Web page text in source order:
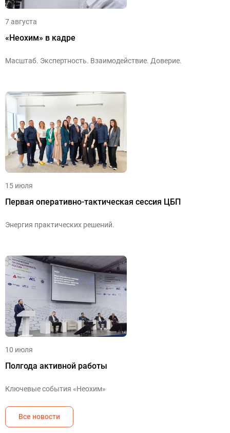
7 августа
«Неохим» в кадре
Масштаб. Экспертность. Взаимодействие. Доверие.
15 июля
Первая оперативно-тактическая сессия ЦБП
Энергия практических решений.
10 июля
Полгода активной работы
Ключевые события «Неохим»
Все новости